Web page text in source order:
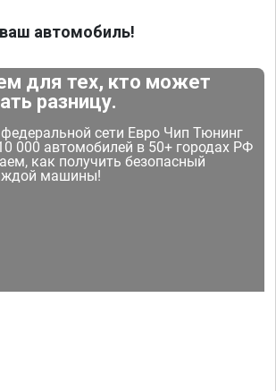
автомобиль!
для тех, кто может
разницу.
сети Евро Чип Тюнинг
000 автомобилей в 50+ городах РФ
как получить безопасный
машины!